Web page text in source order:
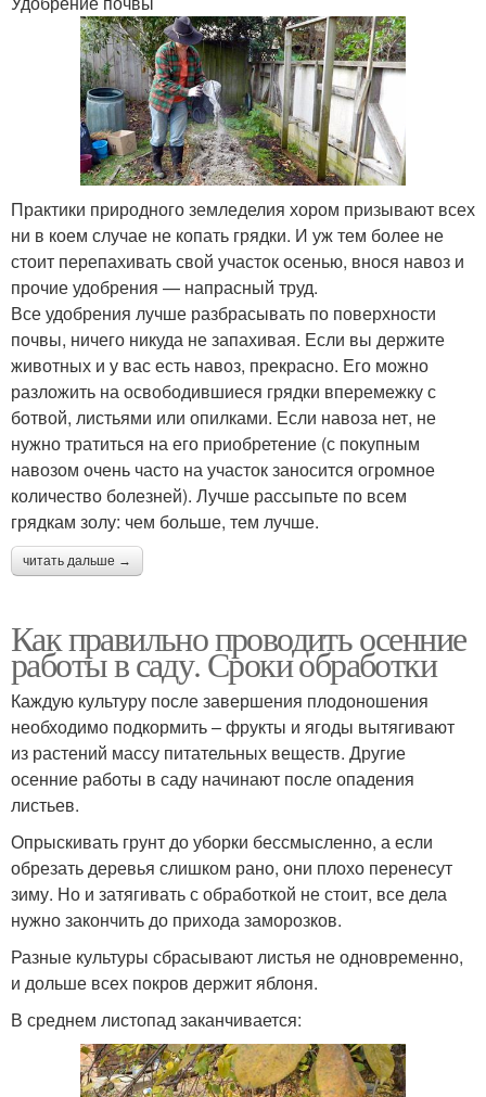
Практики природного земледелия хором призывают всех
ни в коем случае не копать грядки. И уж тем более не
стоит перепахивать свой участок осенью, внося навоз и
прочие удобрения — напрасный труд.
Все удобрения лучше разбрасывать по поверхности
почвы, ничего никуда не запахивая. Если вы держите
животных и у вас есть навоз, прекрасно. Его можно
разложить на освободившиеся грядки вперемежку с
ботвой, листьями или опилками. Если навоза нет, не
нужно тратиться на его приобретение (с покупным
навозом очень часто на участок заносится огромное
количество болезней). Лучше рассыпьте по всем
грядкам золу: чем больше, тем лучше.
читать дальше →
Как правильно проводить осенние
работы в саду. Сроки обработки
Каждую культуру после завершения плодоношения
необходимо подкормить – фрукты и ягоды вытягивают
из растений массу питательных веществ. Другие
осенние работы в саду начинают после опадения
листьев.
Опрыскивать грунт до уборки бессмысленно, а если
обрезать деревья слишком рано, они плохо перенесут
зиму. Но и затягивать с обработкой не стоит, все дела
нужно закончить до прихода заморозков.
Разные культуры сбрасывают листья не одновременно,
и дольше всех покров держит яблоня.
В среднем листопад заканчивается: